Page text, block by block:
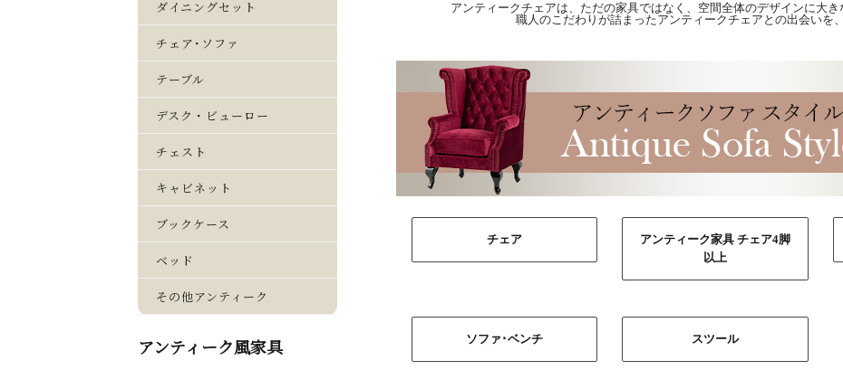
アンティークチェアは、ただの家具ではなく、空間全体のデザインに大き
職人のこだわりが詰まったアンティークチェアとの出会いを
チェア
アンティーク家具 チェア4脚
以上
ソファ･ベンチ スツール